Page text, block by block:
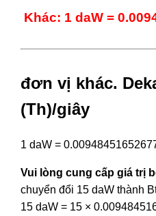
Khác: 1 daW =
đơn vị khác.
(Th)/giây
1 daW =
Vui lòng cung cấp giá trị
chuyển đổi 15 daW thành
15 daW = 15 ×